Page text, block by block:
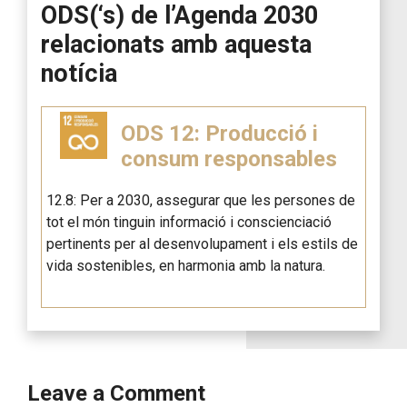
ODS(‘s) de l’Agenda 2030
relacionats amb aquesta
notícia
ODS 12: Producció i
consum responsables
12.8: Per a 2030, assegurar que les persones de
tot el món tinguin informació i conscienciació
pertinents per al desenvolupament i els estils de
vida sostenibles, en harmonia amb la natura.
Leave a Comment